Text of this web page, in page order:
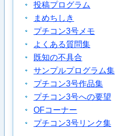
投稿プログラム
まめちしき
プチコン3号メモ
よくある質問集
既知の不具合
サンプルプログラム集
プチコン3号作品集
プチコン3号への要望
OFコーナー
プチコン3号リンク集